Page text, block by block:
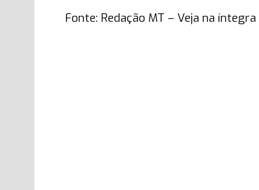
Fonte: Redação MT – Veja na íntegra